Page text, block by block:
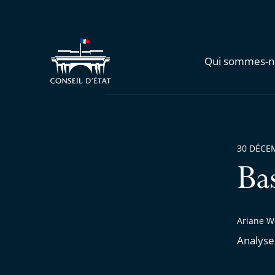
Qui sommes-
Ariane
30